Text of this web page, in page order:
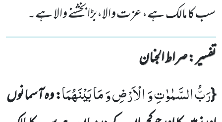
سب کا مالک ہے، عزت والا،بڑا بخشنے والا ہے۔
تفسیر : ‎صراط الجنان
{رَبُّ السَّمٰوٰتِ وَ الْاَرْضِ وَ مَا بَیْنَهُمَا: وہ آسمانوں